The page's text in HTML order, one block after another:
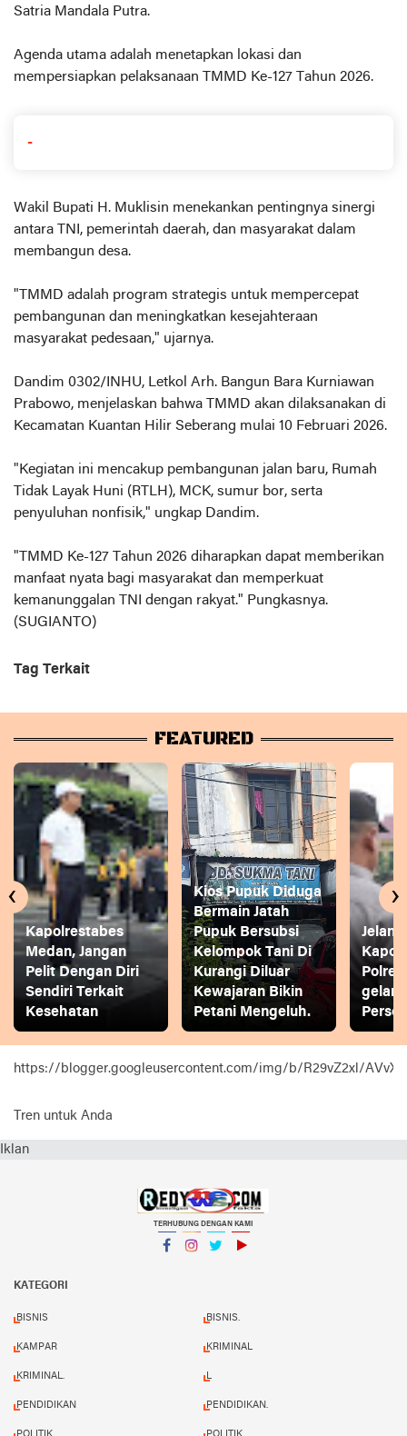
Satria Mandala Putra.
Agenda utama adalah menetapkan lokasi dan
mempersiapkan pelaksanaan TMMD Ke-127 Tahun 2026.
-
Wakil Bupati H. Muklisin menekankan pentingnya sinergi
antara TNI, pemerintah daerah, dan masyarakat dalam
membangun desa.
"TMMD adalah program strategis untuk mempercepat
pembangunan dan meningkatkan kesejahteraan
masyarakat pedesaan," ujarnya.
Dandim 0302/INHU, Letkol Arh. Bangun Bara Kurniawan
Prabowo, menjelaskan bahwa TMMD akan dilaksanakan di
Kecamatan Kuantan Hilir Seberang mulai 10 Februari 2026.
"Kegiatan ini mencakup pembangunan jalan baru, Rumah
Tidak Layak Huni (RTLH), MCK, sumur bor, serta
penyuluhan nonfisik," ungkap Dandim.
"TMMD Ke-127 Tahun 2026 diharapkan dapat memberikan
manfaat nyata bagi masyarakat dan memperkuat
kemanunggalan TNI dengan rakyat." Pungkasnya.
(SUGIANTO)
Tag Terkait
FEATURED
Kapolrestabes
Medan, Jangan
Pelit Dengan Diri
Sendiri Terkait
Kesehatan
Kios Pupuk Diduga
Bermain Jatah
Pupuk Bersubsi
Kelompok Tani Di
Kurangi Diluar
Kewajaran Bikin
Petani Mengeluh.
gelar
‹ ›
https://blogger.googleusercontent.com/img/b/R29vZ2xl/
Tren untuk Anda
Iklan
TERHUBUNG DENGAN KAMI
KATEGORI
BISNIS BISNIS.
KAMPAR KRIMINAL
KRIMINAL. L
PENDIDIKAN PENDIDIKAN.